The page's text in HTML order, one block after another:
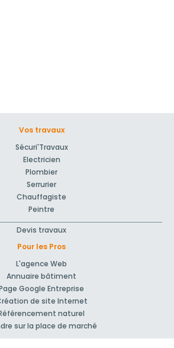
Vos travaux
Sécuri'Travaux
Electricien
Plombier
Serrurier
Chauffagiste
Peintre
Devis travaux
Pour les Pros
L'agence Web
Annuaire bâtiment
Google Entreprise
de site Internet
naturel
sur la place de marché